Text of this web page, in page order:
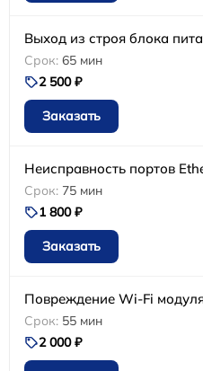
Выход из строя блока
65 мин
2 500 ₽
Заказать
Неисправность портов
75 мин
1 800 ₽
Заказать
Повреждение Wi-Fi
55 мин
2 000 ₽